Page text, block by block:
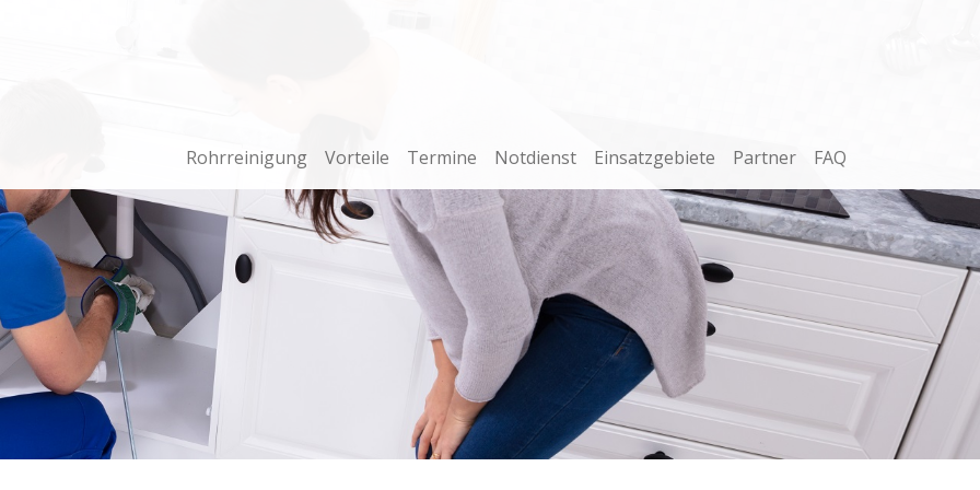
Rohrreinigung Vorteile Termine Notdienst Einsatzgebiete Partner FAQ